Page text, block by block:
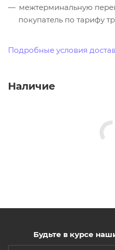
межтерминальную
покупатель по тарифу
Подробные условия
Наличие
Будьте в курсе